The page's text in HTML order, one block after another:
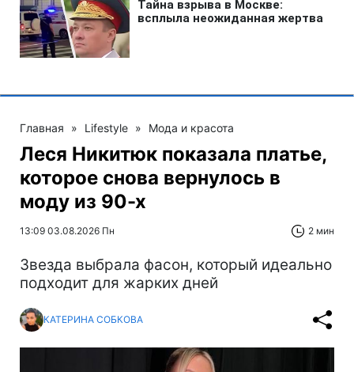
Главная » Lifestyle » Мода и красота
Леся Никитюк показала платье,
которое снова вернулось в
моду из 90-х
13:09 03.08.2026 Пн 2 мин
Звезда выбрала фасон, который идеально
подходит для жарких дней
КАТЕРИНА СОБКОВА